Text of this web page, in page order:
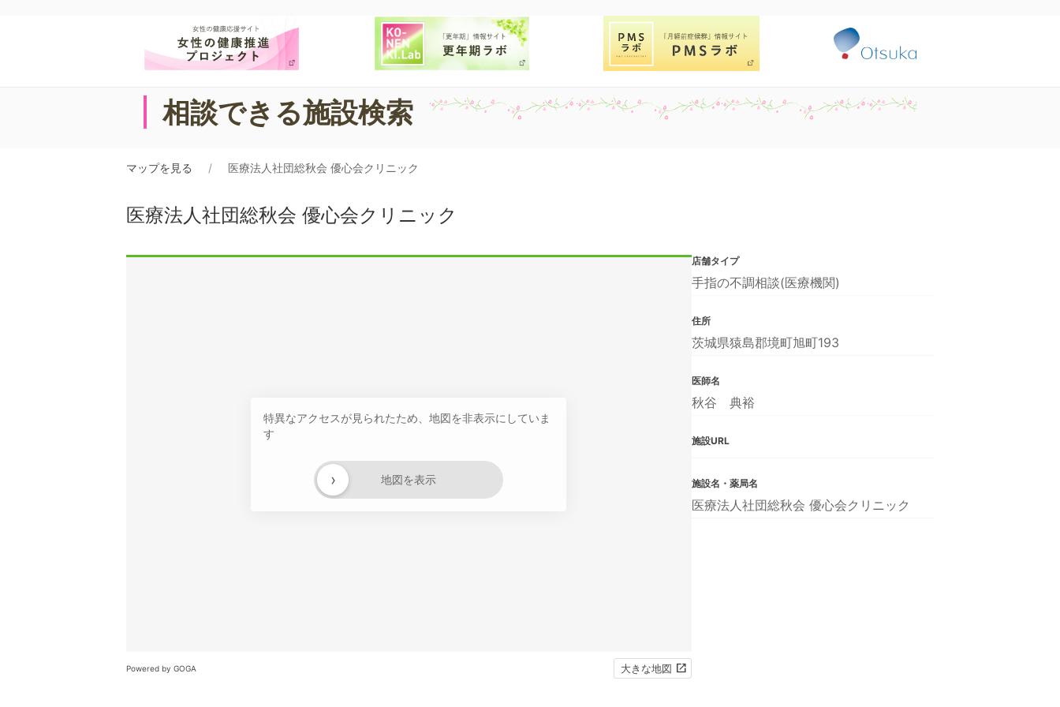
相談できる施設検索
マップを見る 医療法人社団総秋会 優心会クリニック
医療法人社団総秋会 優心会クリニック
特異なアクセスが見られたため、地図を非表示にしていま
す
地図を表示
›
Powered by GOGA 大きな地図
店舗タイプ
手指の不調相談(医療機関)
住所
茨城県猿島郡境町旭町193
医師名
秋谷 典裕
施設URL
施設名・薬局名
医療法人社団総秋会 優心会クリニック